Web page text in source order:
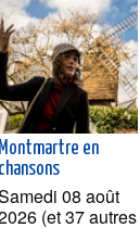
Montmartre en
chansons
08 août
(et 37 autres